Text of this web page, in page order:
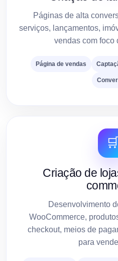
Páginas de alta
serviços, lançamentos,
vendas com foco
Página de vendas
Criação de
Desenvolvimento
WooCommerce,
checkout, meios de
para